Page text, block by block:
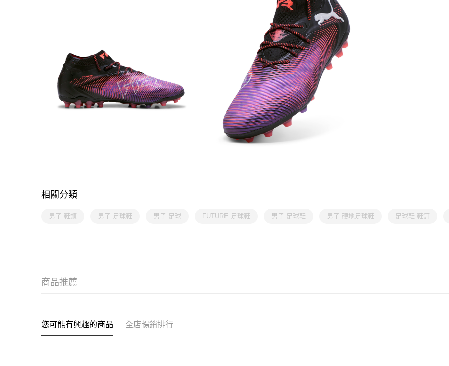
相關分類
男子 鞋類 男子 足球鞋 男子 足球 FUTURE 足球鞋 男子 足球鞋 男子 硬地足球鞋 足球鞋 鞋釘
商品推薦
您可能有興趣的商品 全店暢銷排行